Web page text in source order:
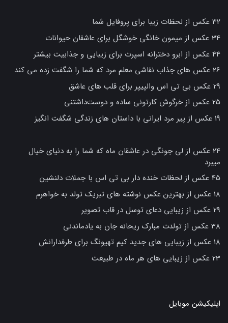
32 عکس از لحظات زیبا برای پروفایل شما
34 عکس از میمون خانگی خوشگل برای عاشقان حیوانات
44 عکس از ابرو دخترانه اسپرت برای زیبایی و جذابیت بیشتر
26 عکس های جذاب نقاشی معلم مرد که شما را شگفت زده می کند
29 عکس بی تی اس والپیپر برای قلب های عاشق
25 عکس از خرگوش کارتونی ساده و دوست‌داشتنی
19 عکس از پیر مرد ایرانی با داستان های زندگی شگفت انگیز
24 عکس از لی جونگی در عاشقان ماه که شما را به دنیای خیال
میبرد
45 عکس از لحظات خنده دار بی تی اس با جملات دلنشین
18 عکس از بهترین عکس نوشته های تبریک تولد به خواهرم
29 عکس از زیبایی دعای توسل در قاب تصویر
38 عکس از تولدت مبارک ریحانه جان به یادماندنی
18 عکس از زیبایی های جدید کیم تهیونگ برای طرفدارانش
23 عکس از زیبایی های هر ماه در طبیعت
اپلیکیشن موبایل